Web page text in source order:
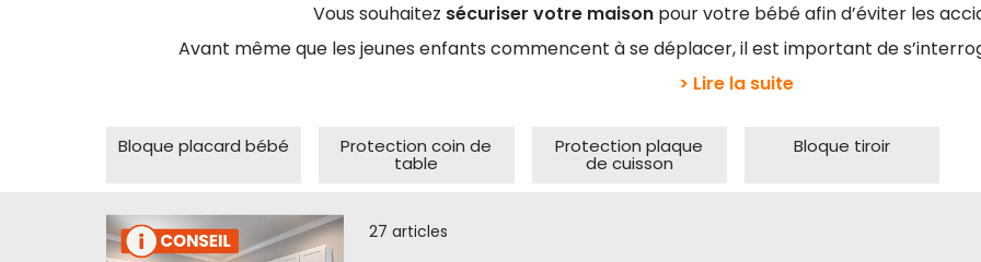
Vous souhaitez sécuriser votre maison pour votre bébé afin d’éviter les
Avant même que les jeunes enfants commencent à se déplacer, il est important de
> Lire la suite
Bloque placard bébé Protection coin de
table
Protection plaque
de cuisson
Bloque tiroir
27 articles